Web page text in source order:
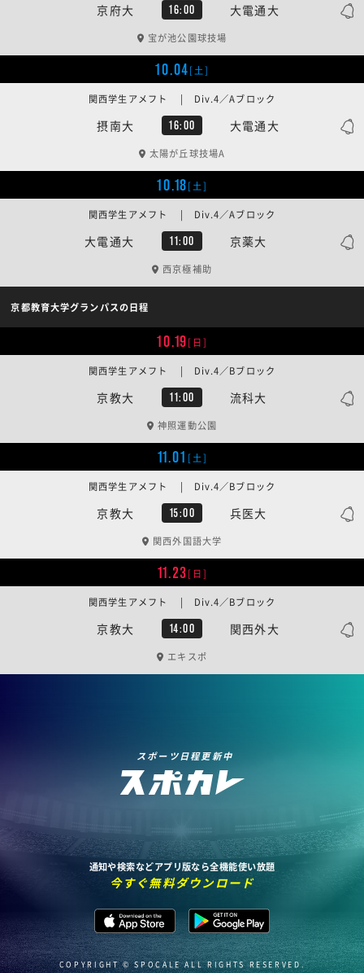
京府大 16:00 大電通大
宝が池公園球技場
10.04[土]
摂南大 16:00 大電通大
関西学生アメフト | Div.4／Aブロック
太陽が丘球技場A
10.18[土]
大電通大 11:00 京薬大
関西学生アメフト | Div.4／Aブロック
西京極補助
京都教育大学グランパスの日程
10.19[日]
京教大 11:00 流科大
関西学生アメフト | Div.4／Bブロック
神照運動公園
11.01 [土]
京教大 15:00 兵医大
関西学生アメフト | Div.4／Bブロック
関西外国語大学
11.23[日]
京教大 14:00 関西外大
関西学生アメフト | Div.4／Bブロック
エキスポ
スポーツ日程更新中
通知や検索などアプリ版なら全機能使い放題
今すぐ無料ダウンロード
COPYRIGHT © SPOCALE ALL RIGHTS RESERVED.